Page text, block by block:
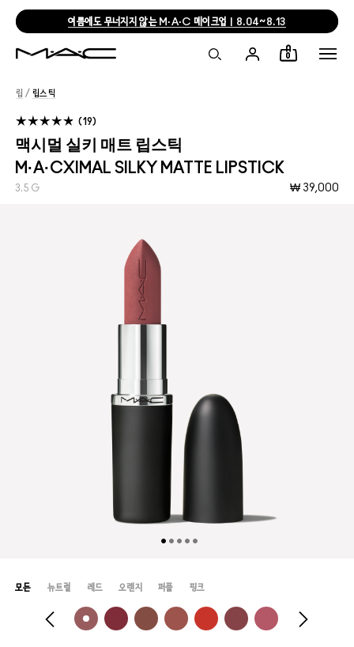
여름에도 무너지지 않는 M·A·C 메이크업 | 8.04~8.13
0
립 / 립스틱
맥시멀 실키 매트 립스틱
M·A·CXIMAL SILKY MATTE LIPSTICK
₩ 39,000
3.5 G
19
모든 뉴트럴 레드 오렌지 퍼플 핑크